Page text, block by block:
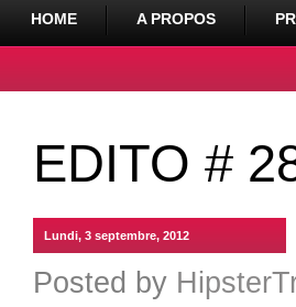
HOME A PROPOS
EDITO #
Lundi, 3 septembre, 2012
Posted by